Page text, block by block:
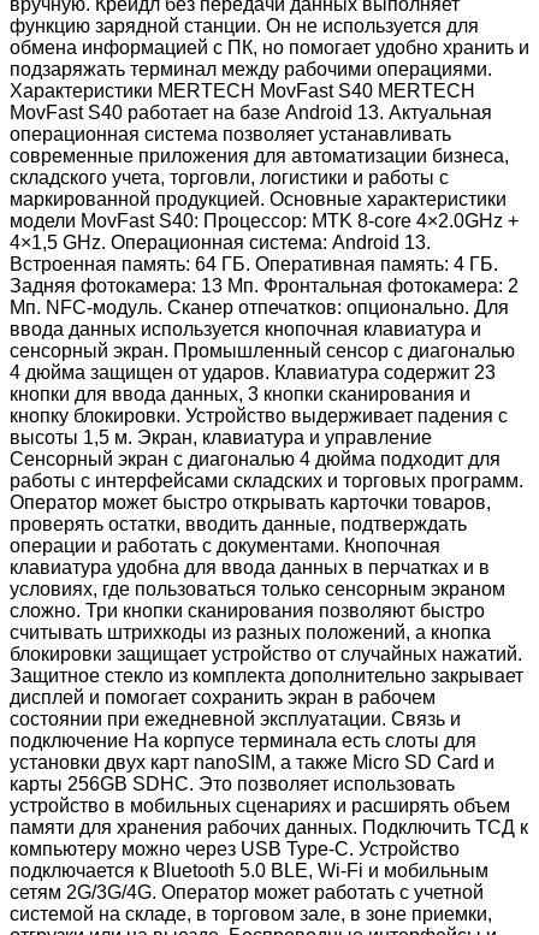
функцию зарядной станции. Он не используется для
обмена информацией с ПК, но помогает удобно хранить и
подзаряжать терминал между рабочими операциями.
Характеристики MERTECH MovFast S40 MERTECH
MovFast S40 работает на базе Android 13. Актуальная
операционная система позволяет устанавливать
современные приложения для автоматизации бизнеса,
складского учета, торговли, логистики и работы с
маркированной продукцией. Основные характеристики
модели MovFast S40: Процессор: MTK 8-core 4×2.0GHz +
4×1,5 GHz. Операционная система: Android 13.
Встроенная память: 64 ГБ. Оперативная память: 4 ГБ.
Задняя фотокамера: 13 Мп. Фронтальная фотокамера: 2
Мп. NFC-модуль. Сканер отпечатков: опционально. Для
ввода данных используется кнопочная клавиатура и
сенсорный экран. Промышленный сенсор с диагональю
4 дюйма защищен от ударов. Клавиатура содержит 23
кнопки для ввода данных, 3 кнопки сканирования и
кнопку блокировки. Устройство выдерживает падения с
высоты 1,5 м. Экран, клавиатура и управление
Сенсорный экран с диагональю 4 дюйма подходит для
работы с интерфейсами складских и торговых программ.
Оператор может быстро открывать карточки товаров,
проверять остатки, вводить данные, подтверждать
операции и работать с документами. Кнопочная
клавиатура удобна для ввода данных в перчатках и в
условиях, где пользоваться только сенсорным экраном
сложно. Три кнопки сканирования позволяют быстро
считывать штрихкоды из разных положений, а кнопка
блокировки защищает устройство от случайных нажатий.
Защитное стекло из комплекта дополнительно закрывает
дисплей и помогает сохранить экран в рабочем
состоянии при ежедневной эксплуатации. Связь и
подключение На корпусе терминала есть слоты для
установки двух карт nanoSIM, а также Micro SD Card и
карты 256GB SDHC. Это позволяет использовать
устройство в мобильных сценариях и расширять объем
памяти для хранения рабочих данных. Подключить ТСД к
компьютеру можно через USB Type-C. Устройство
подключается к Bluetooth 5.0 BLE, Wi-Fi и мобильным
сетям 2G/3G/4G. Оператор может работать с учетной
системой на складе, в торговом зале, в зоне приемки,